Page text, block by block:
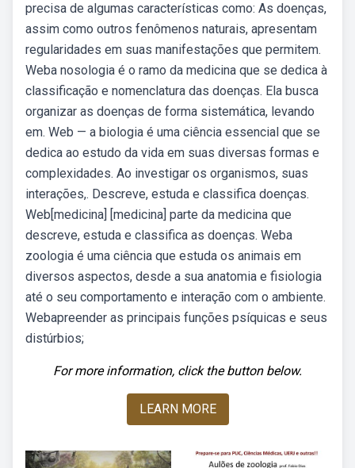
precisa de algumas características como: As doenças,
assim como outros fenômenos naturais, apresentam
regularidades em suas manifestações que permitem.
Weba nosologia é o ramo da medicina que se dedica à
classificação e nomenclatura das doenças. Ela busca
organizar as doenças de forma sistemática, levando
em. Web — a biologia é uma ciência essencial que se
dedica ao estudo da vida em suas diversas formas e
complexidades. Ao investigar os organismos, suas
interações,. Descreve, estuda e classifica doenças.
Web[medicina] [medicina] parte da medicina que
descreve, estuda e classifica as doenças. Weba
zoologia é uma ciência que estuda os animais em
diversos aspectos, desde a sua anatomia e fisiologia
até o seu comportamento e interação com o ambiente.
Webapreender as principais funções psíquicas e seus
distúrbios;
For more information, click the button below.
LEARN MORE